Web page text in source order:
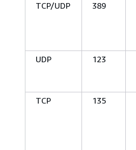
TCP/UDP
389
UDP
123
TCP
135